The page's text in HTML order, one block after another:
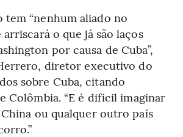
tem “nenhum aliado no
o que já são laços
por causa de Cuba”,
diretor executivo do
sobre Cuba, citando
Colômbia. “E é difícil imaginar
China ou qualquer outro país